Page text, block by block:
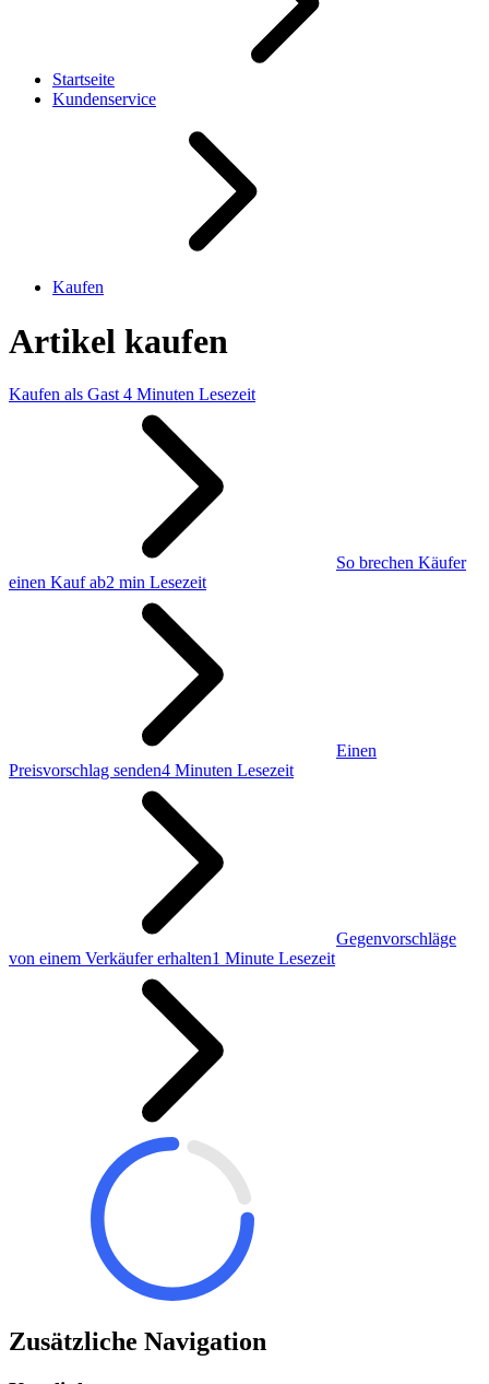
Startseite
Kundenservice
Kaufen
Artikel kaufen
Kaufen als Gast 4 Minuten Lesezeit
So brechen Käufer
einen Kauf ab2 min Lesezeit
Einen
Preisvorschlag senden4 Minuten Lesezeit
Gegenvorschläge
von einem Verkäufer erhalten1 Minute Lesezeit
Zusätzliche Navigation